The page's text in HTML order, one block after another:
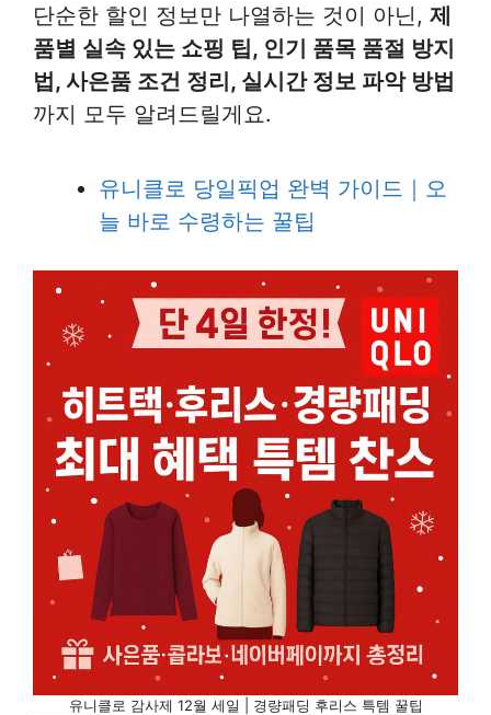
단순한 할인 정보만 나열하는 것이 아닌, 제
품별 실속 있는 쇼핑 팁, 인기 품목 품절 방지
법, 사은품 조건 정리, 실시간 정보 파악 방법
까지 모두 알려드릴게요.
유니클로 당일픽업 완벽 가이드｜오
늘 바로 수령하는 꿀팁
유니클로 감사제 12월 세일 | 경량패딩 후리스 특템 꿀팁